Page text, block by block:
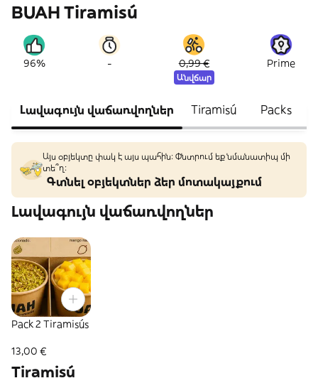
BUAH Tiramisú
96% - 0,99 €
Անվճար
Prime
Լավագույն վաճառվողներ Tiramisú Packs
Այս օբյեկտը փակ է այս պահին: Փնտրում եք նմանատիպ մի
տե՞ղ։
Գտնել օբյեկտներ ձեր մոտակայքում
Լավագույն վաճառվողներ
Pack 2 Tiramisús
13,00 €
Tiramisú